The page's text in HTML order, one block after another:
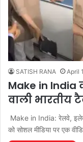
SATISH RANA April
Make in
वाली भारतीय
Make in India: रेलवे,
को सोशल मीडिया पर एक